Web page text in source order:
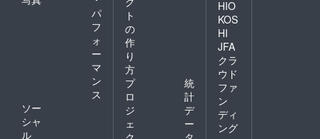
パ
フ
ォ
ー
マ
ン
ス
ソー
シャ
ル
ト
の
作
り
方
プ
ロ
ジ
ェ
統
計
デ
ー
HIO
KOS
HI
JFA
クラ
ウド
ファ
ン
ディ
ング